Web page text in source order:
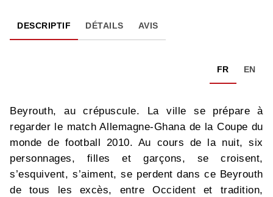
DESCRIPTIF DÉTAILS AVIS
FR EN
Beyrouth, au crépuscule. La ville se prépare à
regarder le match Allemagne-Ghana de la Coupe du
monde de football 2010. Au cours de la nuit, six
personnages, filles et garçons, se croisent,
s’esquivent, s’aiment, se perdent dans ce Beyrouth
de tous les excès, entre Occident et tradition,